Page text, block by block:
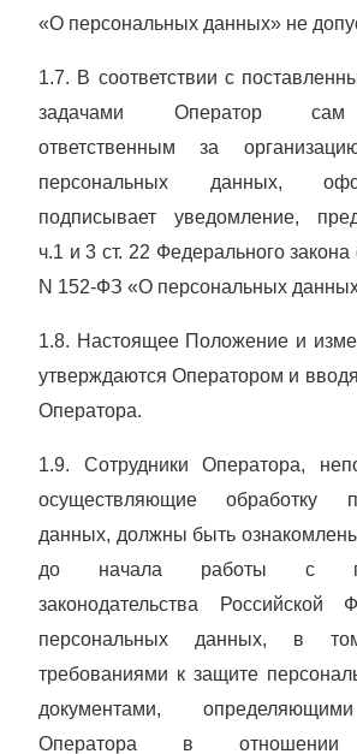
«О персональных данных» не
1.7. В соответствии с
задачами Оператор сам
ответственным за
персональных данных,
подписывает уведомление,
ч.1 и 3 ст. 22 Федерального
N 152-ФЗ «О персональных
1.8. Настоящее Положение и
утверждаются Оператором и
Оператора.
1.9. Сотрудники Оператора,
осуществляющие обработку
данных, должны быть
до начала работы с
законодательства Российской
персональных данных, в
требованиями к защите
документами,
Оператора в отношении